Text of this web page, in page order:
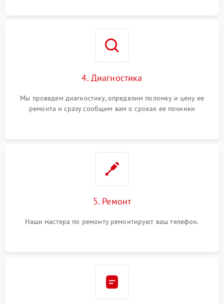
4. Диагностика
Мы проведем диагностику, определим поломку и цену ее
ремонта и сразу сообщим вам о сроках ее починки
5. Ремонт
Наши мастера по ремонту ремонтируют ваш телефон.